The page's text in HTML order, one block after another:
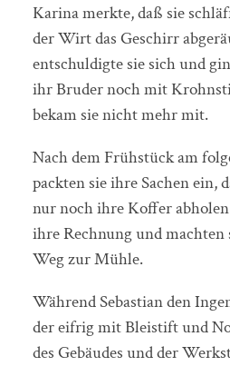
Karina merkte, daß sie
der Wirt das Geschirr
entschuldigte sie sich und
ihr Bruder noch mit
bekam sie nicht mehr mit.
Nach dem Frühstück am
packten sie ihre Sachen ein,
nur noch ihre Koffer
ihre Rechnung und
Weg zur Mühle.
Während Sebastian den
der eifrig mit Bleistift und
des Gebäudes und der